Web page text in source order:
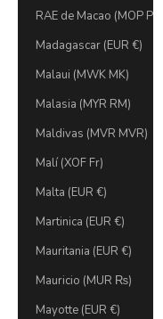
RAE de Macao (MOP P)
Madagascar (EUR €)
Malaui (MWK MK)
Malasia (MYR RM)
Maldivas (MVR MVR)
Malí (XOF Fr)
Malta (EUR €)
Martinica (EUR €)
Mauritania (EUR €)
Mauricio (MUR ₨)
Mayotte (EUR €)